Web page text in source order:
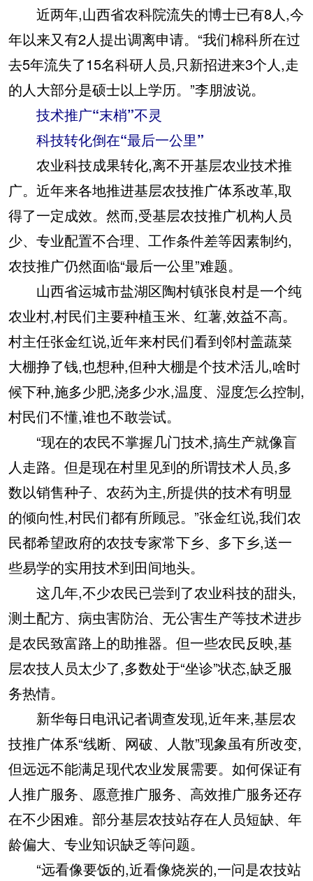
近两年,山西省农科院流失的博士已有8人,今
年以来又有2人提出调离申请。“我们棉科所在过
去5年流失了15名科研人员,只新招进来3个人,走
的人大部分是硕士以上学历。”李朋波说。
技术推广“末梢”不灵
科技转化倒在“最后一公里”
农业科技成果转化,离不开基层农业技术推
广。近年来各地推进基层农技推广体系改革,取
得了一定成效。然而,受基层农技推广机构人员
少、专业配置不合理、工作条件差等因素制约,
农技推广仍然面临“最后一公里”难题。
山西省运城市盐湖区陶村镇张良村是一个纯
农业村,村民们主要种植玉米、红薯,效益不高。
村主任张金红说,近年来村民们看到邻村盖蔬菜
大棚挣了钱,也想种,但种大棚是个技术活儿,啥时
候下种,施多少肥,浇多少水,温度、湿度怎么控制,
村民们不懂,谁也不敢尝试。
“现在的农民不掌握几门技术,搞生产就像盲
人走路。但是现在村里见到的所谓技术人员,多
数以销售种子、农药为主,所提供的技术有明显
的倾向性,村民们都有所顾忌。”张金红说,我们农
民都希望政府的农技专家常下乡、多下乡,送一
些易学的实用技术到田间地头。
这几年,不少农民已尝到了农业科技的甜头,
测土配方、病虫害防治、无公害生产等技术进步
是农民致富路上的助推器。但一些农民反映,基
层农技人员太少了,多数处于“坐诊”状态,缺乏服
务热情。
新华每日电讯记者调查发现,近年来,基层农
技推广体系“线断、网破、人散”现象虽有所改变,
但远远不能满足现代农业发展需要。如何保证有
人推广服务、愿意推广服务、高效推广服务还存
在不少困难。部分基层农技站存在人员短缺、年
龄偏大、专业知识缺乏等问题。
“远看像要饭的,近看像烧炭的,一问是农技站